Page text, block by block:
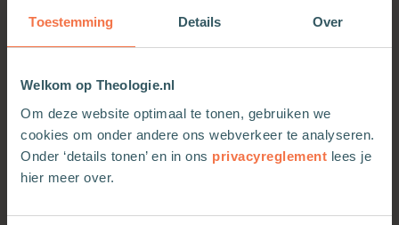
Toestemming Details Over
Welkom op Theologie.nl
Om deze website optimaal te tonen, gebruiken we
cookies om onder andere ons webverkeer te analyseren.
Onder ‘details tonen’ en in ons privacyreglement lees je
hier meer over.
verscheurd door emoties als liefde en angst,
schaamte en wantrouwen. Als Chris opgenomen
alles om haar leven en dat van hun kinderen weer
op te pakken en zichzelf te hervinden. Ze ontdekt
dat ze er niet alleen voor staat in dit helende maar
ook pijnlijke proces.